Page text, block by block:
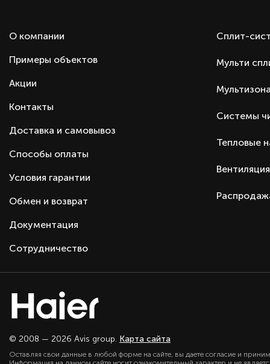
Автоматический перезапуск
Самоочистка
Дисплей
Пульт ДУ
Серия
Производитель
О компании
Примеры объектов
Акции
Контакты
Доставка и самовывоз
Способы оплаты
Условия гарантии
Обмен и возврат
Документация
Сотрудничество
Сплит-
Мульти
Системы
Тепловые
Вентиляция
© 2008 — 2026 Avis group. Карта сайта
Оставляя свои данные в любой форме на сайте, вы даете согласие и